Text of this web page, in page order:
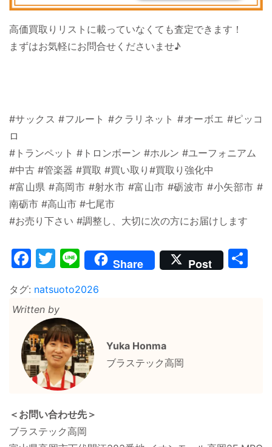
高価買取りリストに載っていなくても査定できます！
まずはお気軽にお問合せくださいませ♪
#サックス #フルート #クラリネット #オーボエ #ピッコ
ロ
#トランペット #トロンボーン #ホルン #ユーフォニアム
#中古 #管楽器 #買取 #買い取り#買取り強化中
#富山県 #高岡市 #射水市 #富山市 #砺波市 #小矢部市 #
南砺市 #高山市 #七尾市
#お売り下さい #調整し、大切に次の方にお届けします
Facebook
Twitter
LineShare Post
タグ: natsuoto2026
Written by
Yuka Honma
ブラステック高岡
＜お問い合わせ先＞
ブラステック高岡